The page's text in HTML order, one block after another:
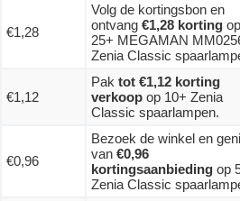
€1,28
Volg de kortingsbon en
ontvang €1,28 korting op
25+ MEGAMAN
Zenia Classic
€1,12
Pak tot €1,12 korting
verkoop op 10+ Zenia
Classic spaarlampen.
€0,96
Bezoek de winkel en
van €0,96
kortingsaanbieding op
Zenia Classic